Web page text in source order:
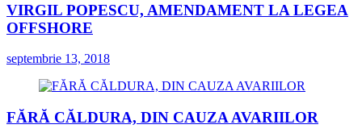
VIRGIL POPESCU, AMENDAMENT LA LEGEA
OFFSHORE
septembrie 13, 2018
FĂRĂ CĂLDURA, DIN CAUZA AVARIILOR